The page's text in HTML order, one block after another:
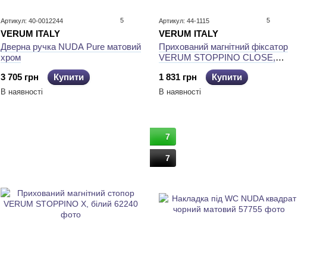
Артикул: 40-0012244 5
VERUM ITALY
Дверна ручка NUDA Pure матовий
хром
3 705 грн
Купити
В наявності
Артикул: 44-1115 5
VERUM ITALY
Прихований магнітний фіксатор
VERUM STOPPINO CLOSE,
сатинований хром
1 831 грн
Купити
В наявності
7
7